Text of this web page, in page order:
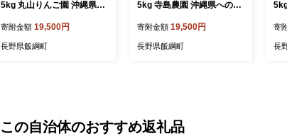
5kg 丸山りんご園 沖縄県へ
旬頃から2027年1月上旬頃
まで順次発送予定 令和8年
寄附金額 19,500円
長野県飯綱町
5kg 寺島農園 沖縄県への配
から2027年2月上旬頃まで
順次発送予定 令和8年度収
寄附金額 19,500円
長野県飯綱町
ら
次
寄
長
この自治体のおすすめ返礼品